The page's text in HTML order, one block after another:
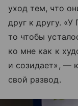
уход тем, что
друг к другу. «У
то чтобы
ко мне как к
и созидает», —
свой развод.